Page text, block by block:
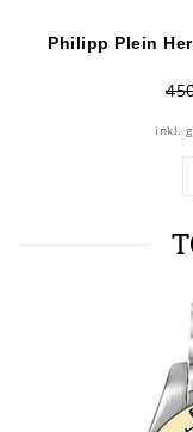
Philipp Plein
inkl.